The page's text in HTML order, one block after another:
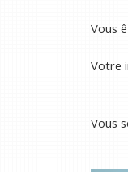
Vous
Votre
Vous